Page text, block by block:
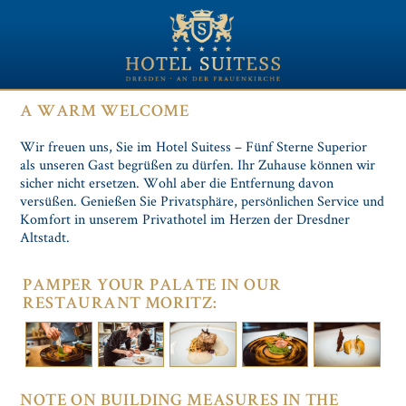
A WARM WELCOME
Wir freuen uns, Sie im Hotel Suitess – Fünf Sterne Superior
als unseren Gast begrüßen zu dürfen. Ihr Zuhause können wir
sicher nicht ersetzen. Wohl aber die Entfernung davon
versüßen. Genießen Sie Privatsphäre, persönlichen Service und
Komfort in unserem Privathotel im Herzen der Dresdner
Altstadt.
PAMPER YOUR PALATE IN OUR
RESTAURANT MORITZ:
NOTE ON BUILDING MEASURES IN THE